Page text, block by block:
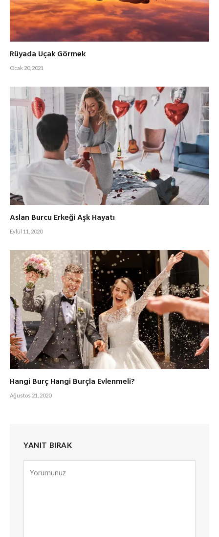
Rüyada Uçak Görmek
Ocak 20, 2021
Aslan Burcu Erkeği Aşk Hayatı
Eylül 11, 2020
Hangi Burç Hangi Burçla Evlenmeli?
Ağustos 21, 2020
YANIT BIRAK